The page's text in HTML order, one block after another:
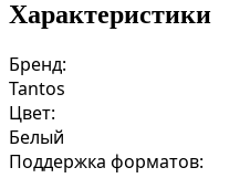
Характеристики
Бренд:
Tantos
Цвет:
Белый
Поддержка форматов: